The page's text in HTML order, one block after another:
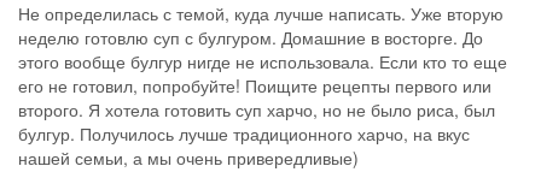
Не определилась с темой, куда лучше написать. Уже вторую
неделю готовлю суп с булгуром. Домашние в восторге. До
этого вообще булгур нигде не использовала. Если кто то еще
его не готовил, попробуйте! Поищите рецепты первого или
второго. Я хотела готовить суп харчо, но не было риса, был
булгур. Получилось лучше традиционного харчо, на вкус
нашей семьи, а мы очень привередливые)